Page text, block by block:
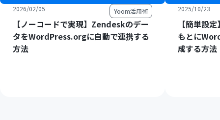
2026/02/05 Yoom活用術
【ノーコードで実現】Zendeskのデー
タをWordPress.orgに自動で連携する
方法
2025/10/23
【簡単設
もとに
成する方法